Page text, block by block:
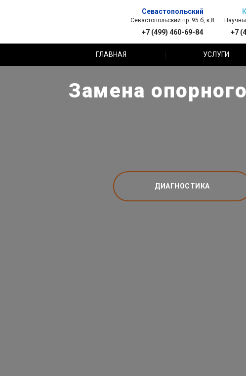
Севастопольский
Севастопольский пр. 95 б, к.8
+7 (499) 460-69-84 +7
ГЛАВНАЯ УСЛУГИ
Замена
ДИАГНОСТИКА